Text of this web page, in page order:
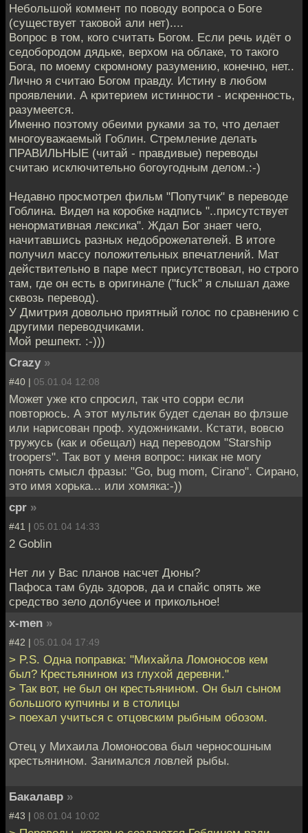
Небольшой коммент по поводу вопроса о Боге
(существует таковой али нет)....
Вопрос в том, кого считать Богом. Если речь идёт о
седобородом дядьке, верхом на облаке, то такого
Бога, по моему скромному разумению, конечно, нет..
Лично я считаю Богом правду. Истину в любом
проявлении. А критерием истинности - искренность,
разумеется.
Именно поэтому обеими руками за то, что делает
многоуважаемый Гоблин. Стремление делать
ПРАВИЛЬНЫЕ (читай - правдивые) переводы
считаю исключительно богоугодным делом.:-)
Недавно просмотрел фильм "Попутчик" в переводе
Гоблина. Видел на коробке надпись "..присутствует
ненормативная лексика". Ждал Бог знает чего,
начитавшись разных недоброжелателей. В итоге
получил массу положительных впечатлений. Мат
действительно в паре мест присутствовал, но строго
там, где он есть в оригинале ("fuck" я слышал даже
сквозь перевод).
У Дмитрия довольно приятный голос по сравнению с
другими переводчиками.
Мой решпект. :-)))
Crazy »
#40 | 05.01.04 12:08
Может уже кто спросил, так что сорри если
повторюсь. А этот мультик будет сделан во флэше
или нарисован проф. художниками. Кстати, вовсю
тружусь (как и обещал) над переводом "Starship
troopers". Так вот у меня вопрос: никак не могу
понять смысл фразы: "Go, bug mom, Cirano". Сирано,
это имя хорька... или хомяка:-))
cpr »
#41 | 05.01.04 14:33
2 Goblin
Нет ли у Вас планов насчет Дюны?
Пафоса там будь здоров, да и спайс опять же
средство зело долбучее и прикольное!
x-men »
#42 | 05.01.04 17:49
> P.S. Одна поправка: "Михайла Ломоносов кем
был? Крестьянином из глухой деревни."
> Так вот, не был он крестьянином. Он был сыном
большого купчины и в столицы
> поехал учиться с отцовским рыбным обозом.
Отец у Михаила Ломоносова был черносошным
крестьянином. Занимался ловлей рыбы.
Бакалавр »
#43 | 08.01.04 10:02